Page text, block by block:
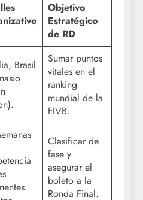
Objetivo
Estratégico
de RD
Brasil
Sumar puntos
vitales en el
ranking
mundial de la
FIVB.
Clasificar de
fase y
asegurar el
boleto a la
Ronda Final.